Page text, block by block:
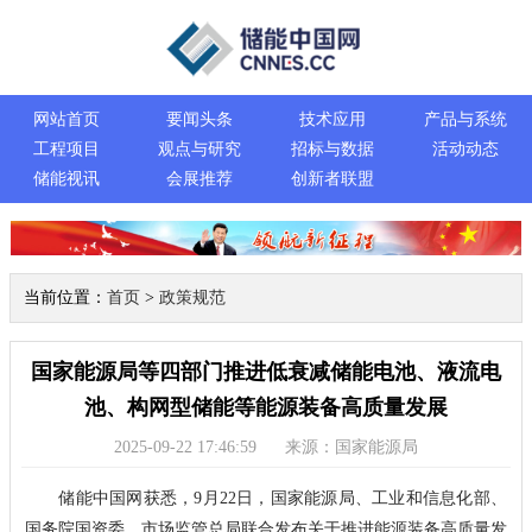
网站首页 要闻头条 技术应用
产品与系统
工程项目
观点与研究 招标与数据
活动动态
储能视讯
会展推荐 创新者联盟
当前位置： 首页> 政策规范
国家能源局等四部门推进低衰减储能电池、液流电
池、构网型储能等能源装备高质量发展
2025-09-22 17:46:59 来源：国家能源局
储能中国网获悉，9月22日，国家能源局、工业和信息化部、